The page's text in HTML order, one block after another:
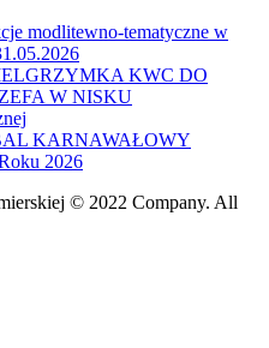
modlitewno-tematyczne w
KWC DO
W NISKU
KARNAWAŁOWY
2026
© 2022 Company. All